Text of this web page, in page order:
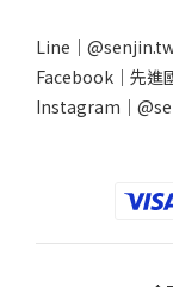
Line｜
Facebook｜ 先進
Instagram｜